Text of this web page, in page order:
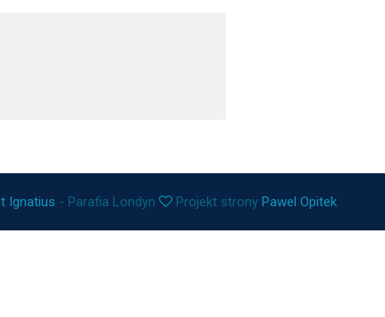
Ignatius - Parafia Londyn Projekt strony Pawel Opitek